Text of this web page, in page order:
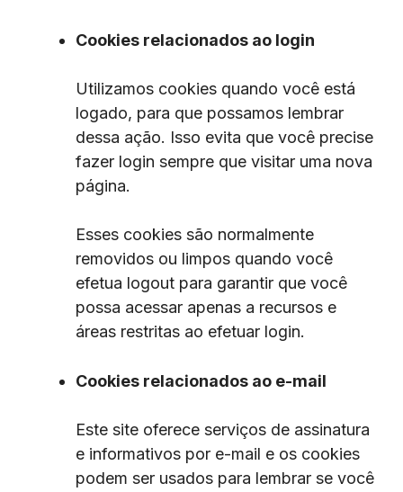
Cookies relacionados ao login
Utilizamos cookies quando você está
logado, para que possamos lembrar
dessa ação. Isso evita que você precise
fazer login sempre que visitar uma nova
página.
Esses cookies são normalmente
removidos ou limpos quando você
efetua logout para garantir que você
possa acessar apenas a recursos e
áreas restritas ao efetuar login.
Cookies relacionados ao e-mail
Este site oferece serviços de assinatura
e informativos por e-mail e os cookies
podem ser usados ​​para lembrar se você